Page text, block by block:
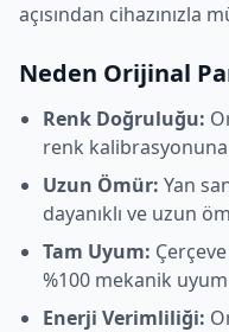
açısından cihazınızla
Neden Orijinal
Renk Doğruluğu:
renk
Uzun Ömür: Yan
dayanıklı ve uzun
Tam Uyum:
%100 mekanik
Enerji Verimliliği: